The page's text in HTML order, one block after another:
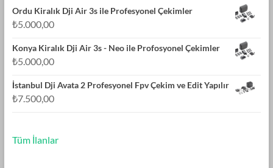
Ordu Kiralık Dji Air 3s ile Profesyonel Çekimler
₺5.000,00
Konya Kiralık Dji Air 3s - Neo ile Profosyonel Çekimler
₺5.000,00
İstanbul Dji Avata 2 Profesyonel Fpv Çekim ve Edit Yapılır
₺7.500,00
Tüm İlanlar